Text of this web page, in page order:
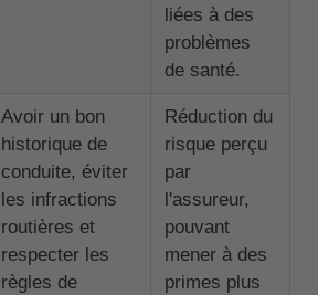
liées à des
problèmes
de santé.
Avoir un bon
historique de
conduite, éviter
les infractions
routières et
respecter les
règles de
Réduction du
risque perçu
par
l'assureur,
pouvant
mener à des
primes plus